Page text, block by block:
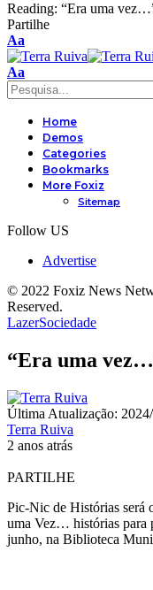
Reading: “Era uma
Partilhe
Font
Resizer
Aa
Font
Resizer
Aa
Home
Demos
Categories
Bookmarks
More Foxiz
Sitemap
Follow US
Advertise
© 2022 Foxiz News
Reserved.
LazerSociedade
“Era uma
Última Atualização:
Terra Ruiva
2 anos atrás
PARTILHE
Pic-Nic de Histórias será
uma Vez… histórias para
junho, na Biblioteca